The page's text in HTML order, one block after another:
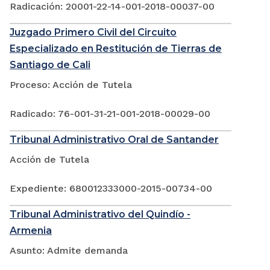
Radicación: 20001-22-14-001-2018-00037-00
Juzgado Primero Civil del Circuito
Especializado en Restitución de Tierras de
Santiago de Cali
Proceso: Acción de Tutela
Radicado: 76-001-31-21-001-2018-00029-00
Tribunal Administrativo Oral de Santander
Acción de Tutela
Expediente: 680012333000-2015-00734-00
Tribunal Administrativo del Quindío -
Armenia
Asunto: Admite demanda